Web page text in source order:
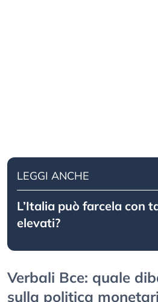
LEGGI ANCHE
L’Italia può farcela con
elevati?
Verbali Bce: quale
sulla politica